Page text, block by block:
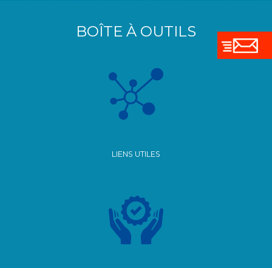
BOÎTE À OUTILS
LIENS UTILES